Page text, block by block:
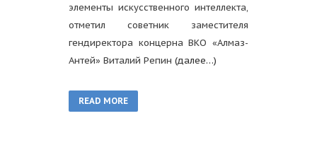
элементы искусственного интеллекта,
отметил советник заместителя
гендиректора концерна ВКО «Алмаз-
Антей» Виталий Репин (далее…)
READ MORE